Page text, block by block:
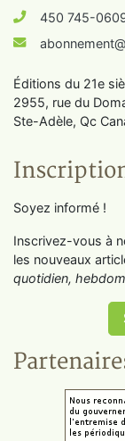
450 745-
Éditions du 21e
2955, rue du
Ste-Adèle, Qc
Soyez informé !
Inscrivez-vous à
les nouveaux
quotidien,